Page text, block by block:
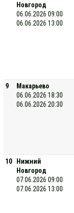
Новгород
06.06.2026 09:00
06.06.2026 13:00
9
Макарьево
06.06.2026 18:30
06.06.2026 20:30
10
Нижний
Новгород
07.06.2026 09:00
07.06.2026 13:00